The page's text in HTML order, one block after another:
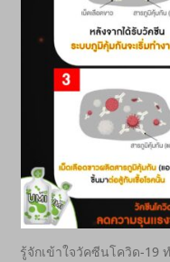
รู้จักเข้าใจวัคซีนโควิด-19 ท